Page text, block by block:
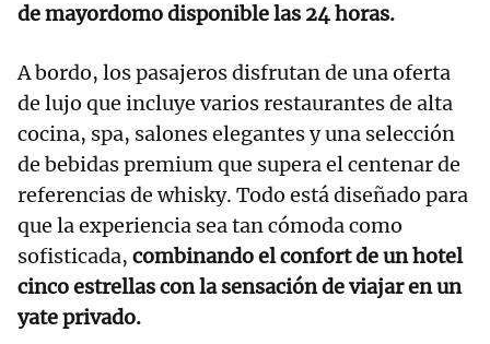
de mayordomo disponible las 24 horas.
A bordo, los pasajeros disfrutan de una oferta
de lujo que incluye varios restaurantes de alta
cocina, spa, salones elegantes y una selección
de bebidas premium que supera el centenar de
referencias de whisky. Todo está diseñado para
que la experiencia sea tan cómoda como
sofisticada, combinando el confort de un hotel
cinco estrellas con la sensación de viajar en un
yate privado.